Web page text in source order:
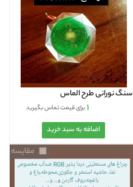
سنگ نورانی طرح الماس
۱برای قیمت تماس بگیرید
مقایسه